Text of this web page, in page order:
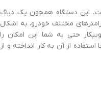
این دستگاه همچون یک دیاگ
مختلف خودرو، به اشکال
حتی به شما این امکان را
از آن به کار انداخته و از